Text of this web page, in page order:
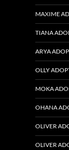
MAXIME
TIANA
ARYA
OLLY
MOKA
OHANA
OLIVER
OLIVER